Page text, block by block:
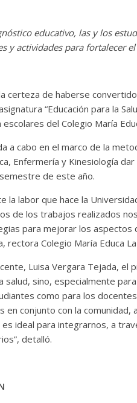
educativo, las y los
y actividades para fortalecer
certeza de haberse
“Educación para la
del Colegio María
a cabo en el marco de la
Enfermería y Kinesiología
de este año.
la labor que hace la
de los trabajos realizados
para mejorar los aspectos
rectora Colegio María Educa
Luisa Vergara Tejada,
salud, sino, especialmente
como para los
en conjunto con la
es ideal para integrarnos, a
detalló.